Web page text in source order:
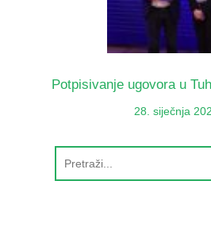
Potpisivanje ugovora u
28. siječnja